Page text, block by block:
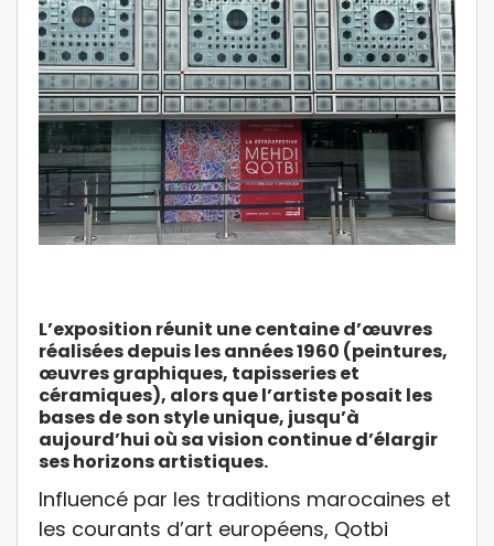
L’exposition réunit une centaine d’œuvres
réalisées depuis les années 1960 (peintures,
œuvres graphiques, tapisseries et
céramiques), alors que l’artiste posait les
bases de son style unique, jusqu’à
aujourd’hui où sa vision continue d’élargir
ses horizons artistiques.
Influencé par les traditions marocaines et
les courants d’art européens, Qotbi